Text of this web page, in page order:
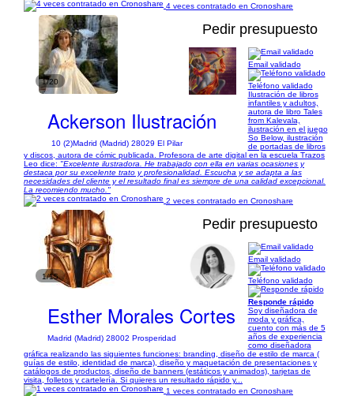
4 veces contratado en Cronoshare
1/20
Pedir presupuesto
Ackerson Ilustración
10 (2)Madrid (Madrid) 28029 El Pilar
Email validado
Teléfono validado
Ilustración de libros
infantiles y adultos,
autora de libro Tales
from Kalevala,
ilustración en el juego
So Below, ilustración
de portadas de libros
y discos, autora de cómic publicada. Profesora de arte digital en la escuela Trazos
Leo dice: "Excelente ilustradora. He trabajado con ella en varias ocasiones y
destaca por su excelente trato y profesionalidad. Escucha y se adapta a las
necesidades del cliente y el resultado final es siempre de una calidad excepcional.
La recomiendo mucho."
2 veces contratado en Cronoshare
1/15
Pedir presupuesto
Esther Morales Cortes
Madrid (Madrid) 28002 Prosperidad
Email validado
Teléfono validado
Responde rápido
Soy diseñadora de
moda y gráfica,
cuento con más de 5
años de experiencia
como diseñadora
gráfica realizando las siguientes funciones: branding, diseño de estilo de marca (
guías de estilo, identidad de marca), diseño y maquetación de presentaciones y
catálogos de productos, diseño de banners (estáticos y animados), tarjetas de
visita, folletos y cartelería. Si quieres un resultado rápido y...
1 veces contratado en Cronoshare